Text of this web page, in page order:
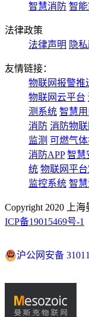
智慧消防 智
法律政策
法律声明 隐
友情链接：
物联网报警推
物联网云平台
测系统 智慧
消防 消防物
监测 可燃气
消防APP 智慧
统 物联网平台
监控系统 智
Copyright 2020 上
ICP备19015469号-1
沪公网安备